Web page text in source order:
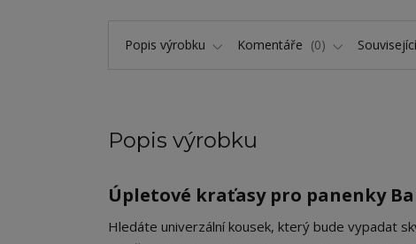
Popis výrobku Komentáře 0
Popis výrobku
Úpletové kraťasy pro panenky
​Hledáte univerzální kousek, který bude vypadat